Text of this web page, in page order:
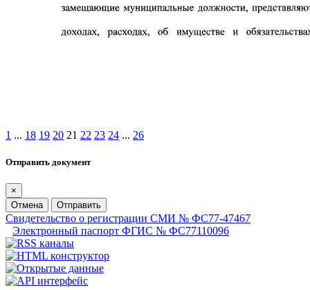
1 ... 18 19 20 21 22 23 24 ... 26
Отправить документ
×
Отмена
Отправить
Свидетельство о регистрации СМИ № ФС77-47467
Электронный паспорт ФГИС № ФС77110096